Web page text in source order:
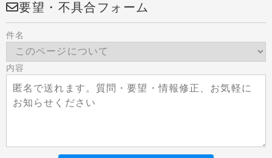
要望・不具合フォーム
件名
内容